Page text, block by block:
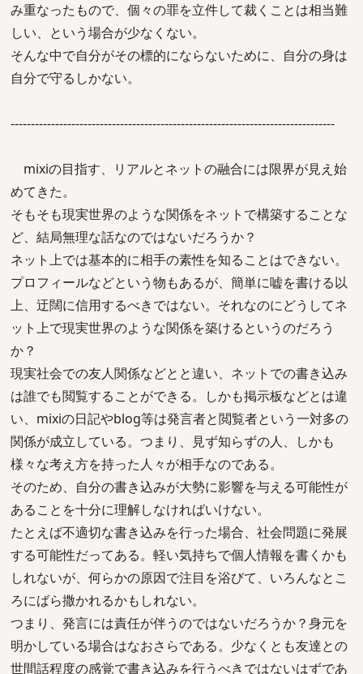
み重なったもので、個々の罪を立件して裁くことは相当難
しい、という場合が少なくない。
そんな中で自分がその標的にならないために、自分の身は
自分で守るしかない。
--------------------------------------------------------------------------------
mixiの目指す、リアルとネットの融合には限界が見え始
めてきた。
そもそも現実世界のような関係をネットで構築することな
ど、結局無理な話なのではないだろうか？
ネット上では基本的に相手の素性を知ることはできない。
プロフィールなどという物もあるが、簡単に嘘を書ける以
上、迂闊に信用するべきではない。それなのにどうしてネ
ット上で現実世界のような関係を築けるというのだろう
か？
現実社会での友人関係などとと違い、ネットでの書き込み
は誰でも閲覧することができる。しかも掲示板などとは違
い、mixiの日記やblog等は発言者と閲覧者という一対多の
関係が成立している。つまり、見ず知らずの人、しかも
様々な考え方を持った人々が相手なのである。
そのため、自分の書き込みが大勢に影響を与える可能性が
あることを十分に理解しなければいけない。
たとえば不適切な書き込みを行った場合、社会問題に発展
する可能性だってある。軽い気持ちで個人情報を書くかも
しれないが、何らかの原因で注目を浴びて、いろんなとこ
ろにばら撒かれるかもしれない。
つまり、発言には責任が伴うのではないだろうか？身元を
明かしている場合はなおさらである。少なくとも友達との
世間話程度の感覚で書き込みを行うべきではないはずであ